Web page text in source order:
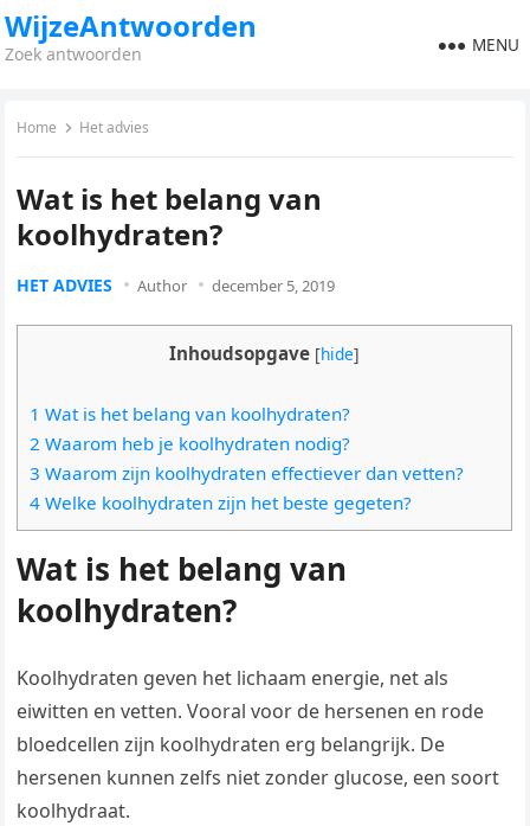
WijzeAntwoorden
Zoek antwoorden MENU
Home Het advies
Wat is het belang van
koolhydraten?
HET ADVIES Author december 5, 2019
Inhoudsopgave [hide]
1 Wat is het belang van koolhydraten?
2 Waarom heb je koolhydraten nodig?
3 Waarom zijn koolhydraten effectiever dan vetten?
4 Welke koolhydraten zijn het beste gegeten?
Wat is het belang van
koolhydraten?
Koolhydraten geven het lichaam energie, net als
eiwitten en vetten. Vooral voor de hersenen en rode
bloedcellen zijn koolhydraten erg belangrijk. De
hersenen kunnen zelfs niet zonder glucose, een soort
koolhydraat.